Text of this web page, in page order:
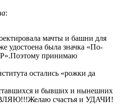
:
мачты и башни для
удостоена была значка «По-
принимаю
остались «рожки да
и бывших и нынешних
счастья и УДАЧИ!